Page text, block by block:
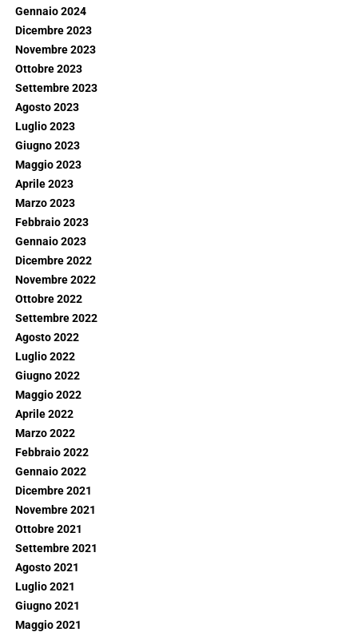
Gennaio 2024
Dicembre 2023
Novembre 2023
Ottobre 2023
Settembre 2023
Agosto 2023
Luglio 2023
Giugno 2023
Maggio 2023
Aprile 2023
Marzo 2023
Febbraio 2023
Gennaio 2023
Dicembre 2022
Novembre 2022
Ottobre 2022
Settembre 2022
Agosto 2022
Luglio 2022
Giugno 2022
Maggio 2022
Aprile 2022
Marzo 2022
Febbraio 2022
Gennaio 2022
Dicembre 2021
Novembre 2021
Ottobre 2021
Settembre 2021
Agosto 2021
Luglio 2021
Giugno 2021
Maggio 2021